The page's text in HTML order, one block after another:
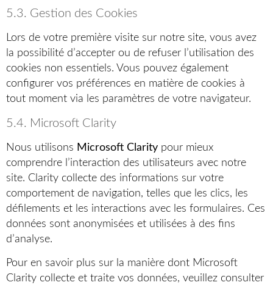
5.3. Gestion des Cookies
Lors de votre première visite sur notre site, vous avez
la possibilité d’accepter ou de refuser l’utilisation des
cookies non essentiels. Vous pouvez également
configurer vos préférences en matière de cookies à
tout moment via les paramètres de votre navigateur.
5.4. Microsoft Clarity
Nous utilisons Microsoft Clarity pour mieux
comprendre l’interaction des utilisateurs avec notre
site. Clarity collecte des informations sur votre
comportement de navigation, telles que les clics, les
défilements et les interactions avec les formulaires. Ces
données sont anonymisées et utilisées à des fins
d’analyse.
Pour en savoir plus sur la manière dont Microsoft
Clarity collecte et traite vos données, veuillez consulter